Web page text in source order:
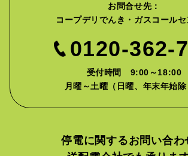
お問合せ先：
コープデリでんき・ガスコール
0120-362-
受付時間 9:00～18:00
月曜～土曜（日曜、年末年始除
停電に関するお問い合わ